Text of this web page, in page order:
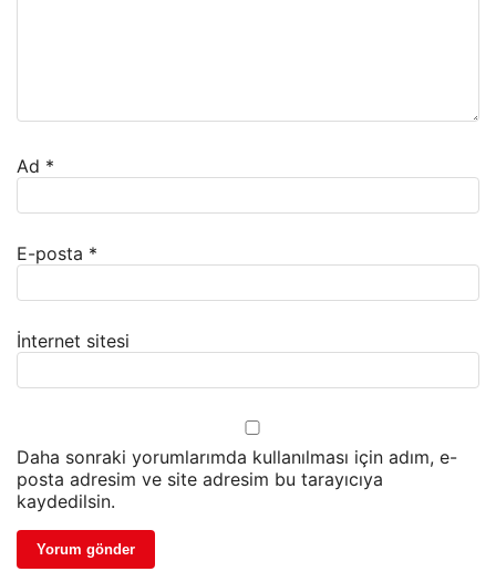
Ad *
E-posta *
İnternet sitesi
Daha sonraki yorumlarımda kullanılması için adım, e-
posta adresim ve site adresim bu tarayıcıya
kaydedilsin.